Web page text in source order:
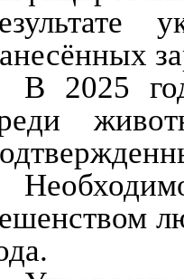
В 2025